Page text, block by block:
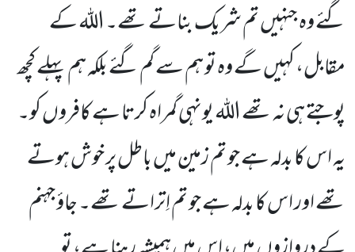
گئے وہ جنہیں تم شریک بناتے تھے۔ اللہ کے
مقابل، کہیں گے وہ تو ہم سے گم گئے بلکہ ہم پہلے کچھ
پوجتے ہی نہ تھے اللہ یونہی گمراہ کرتا ہے کافروں کو۔
یہ اس کا بدلہ ہے جو تم زمین میں باطل پر خوش ہوتے
تھے اور اس کا بدلہ ہے جو تم اِتراتے تھے۔ جاؤ جہنم